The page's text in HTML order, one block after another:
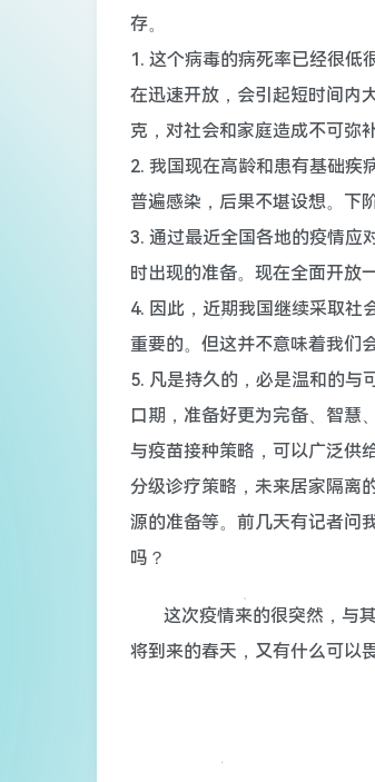
存。
1. 这个病毒的病死率已经很低
在迅速开放，会引起短时间内
克，对社会和家庭造成不可弥
2. 我国现在高龄和患有基础疾
普遍感染，后果不堪设想。下
3. 通过最近全国各地的疫情应
时出现的准备。现在全面开放
4. 因此，近期我国继续采取社
重要的。但这并不意味着我们
5. 凡是持久的，必是温和的与
口期，准备好更为完备、智慧
与疫苗接种策略，可以广泛供
分级诊疗策略，未来居家隔离
源的准备等。前几天有记者问
吗？
这次疫情来的很突然，与
将到来的春天，又有什么可以